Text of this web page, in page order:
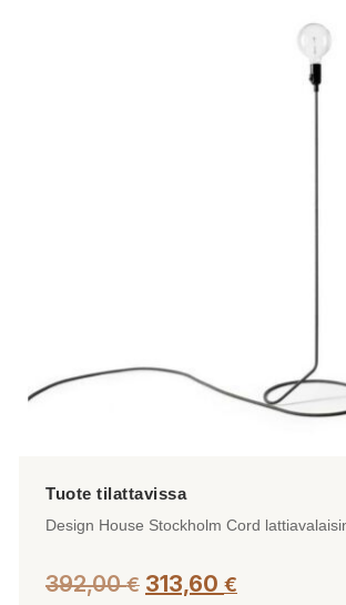
Design House Stockholm Cord
392,00€ 313,60 €